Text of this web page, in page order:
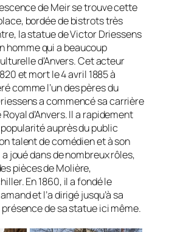
de Meir se trouve cette
bordée de bistrots très
la statue de Victor Driessens
homme qui a beaucoup
d’Anvers. Cet acteur
et mort le 4 avril 1885 à
comme l’un des pères du
a commencé sa carrière
d’Anvers. Il a rapidement
auprès du public
talent de comédien et à son
a joué dans de nombreux rôles,
pièces de Molière,
En 1860, il a fondé le
et l’a dirigé jusqu’à sa
de sa statue ici même.